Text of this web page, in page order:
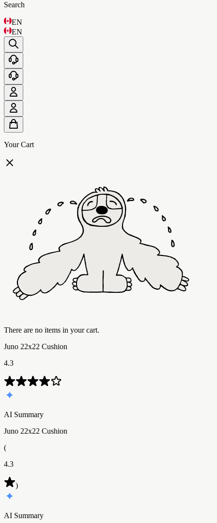
Search
EN
EN
Your Cart
There are no items in your cart.
Juno 22x22 Cushion
4.3
AI Summary
Juno 22x22 Cushion
(
4.3
)
AI Summary